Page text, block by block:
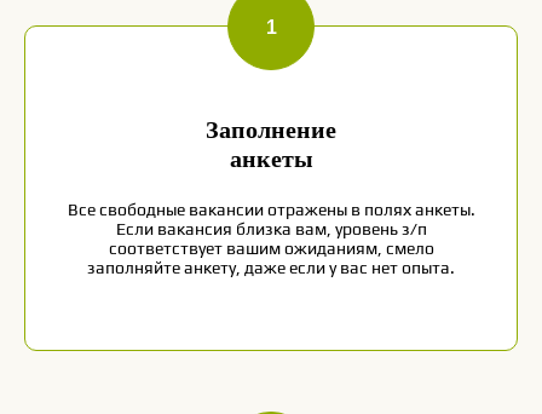
Заполнение
анкеты
Все свободные вакансии отражены в полях анкеты.
Если вакансия близка вам, уровень з/п
соответствует вашим ожиданиям, смело
заполняйте анкету, даже если у вас нет опыта.